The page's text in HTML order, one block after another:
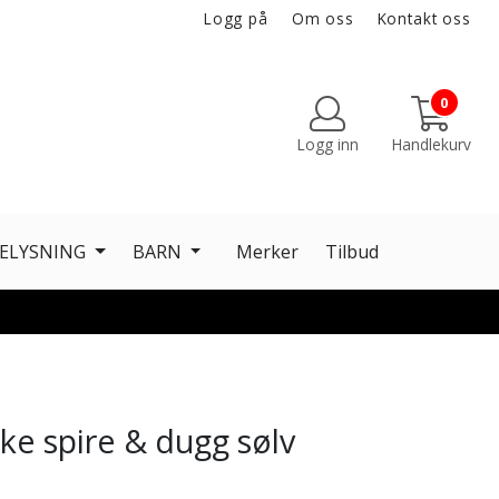
Logg på Om oss Kontakt oss
Logg inn
0
Handlekurv
BARN Merker Tilbud
spire & dugg sølv